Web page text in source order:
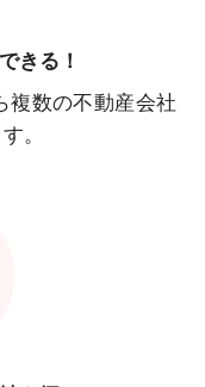
きる！
複数の不動産会社
。